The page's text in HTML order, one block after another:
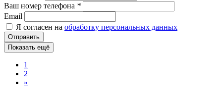
Ваш номер телефона *
Email
Я согласен на обработку персональных данных
Отправить
Показать ещё
1
2
»